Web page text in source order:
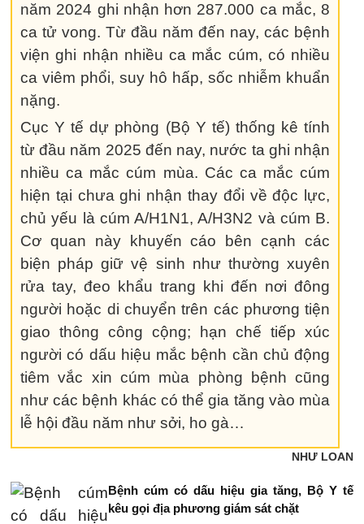
năm 2024 ghi nhận hơn 287.000 ca mắc, 8
ca tử vong. Từ đầu năm đến nay, các bệnh
viện ghi nhận nhiều ca mắc cúm, có nhiều
ca viêm phổi, suy hô hấp, sốc nhiễm khuẩn
nặng.
Cục Y tế dự phòng (Bộ Y tế) thống kê tính
từ đầu năm 2025 đến nay, nước ta ghi nhận
nhiều ca mắc cúm mùa. Các ca mắc cúm
hiện tại chưa ghi nhận thay đổi về độc lực,
chủ yếu là cúm A/H1N1, A/H3N2 và cúm B.
Cơ quan này khuyến cáo bên cạnh các
biện pháp giữ vệ sinh như thường xuyên
rửa tay, đeo khẩu trang khi đến nơi đông
người hoặc di chuyển trên các phương tiện
giao thông công cộng; hạn chế tiếp xúc
người có dấu hiệu mắc bệnh cần chủ động
tiêm vắc xin cúm mùa phòng bệnh cũng
như các bệnh khác có thể gia tăng vào mùa
lễ hội đầu năm như sởi, ho gà…
NHƯ LOAN
Bệnh cúm có dấu hiệu gia tăng, Bộ Y tế
kêu gọi địa phương giám sát chặt